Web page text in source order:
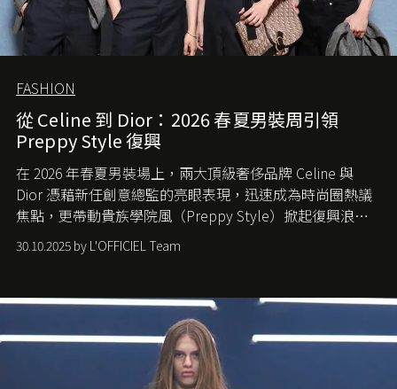
FASHION
從 Celine 到 Dior：2026 春夏男裝周引領
Preppy Style 復興
在 2026 年春夏男裝場上，兩大頂級奢侈品牌 Celine 與
Dior 憑藉新任創意總監的亮眼表現，迅速成為時尚圈熱議
焦點，更帶動貴族學院風（Preppy Style）掀起復興浪
潮，讓這股經典風格再度回到大眾視線。
30.10.2025 by L'OFFICIEL Team